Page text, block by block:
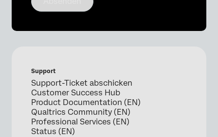
Support
Support-Ticket abschicken
Customer Success Hub
Product Documentation (EN)
Qualtrics Community (EN)
Professional Services (EN)
Status (EN)